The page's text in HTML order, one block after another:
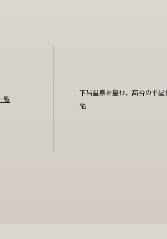
覧
下呂温泉を望む、高台の平屋
宅